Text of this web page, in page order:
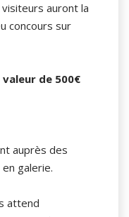
auront la
concours sur
valeur de 500€
auprès des
galerie.
attend